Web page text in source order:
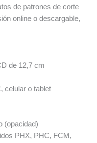
de patrones de corte
online o descargable,
de 12,7 cm
celular o tablet
(opacidad)
PHX, PHC, FCM,